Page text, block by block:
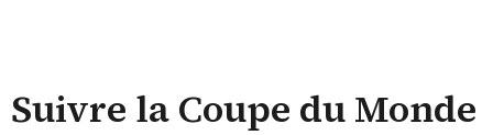
Suivre la Coupe du Monde